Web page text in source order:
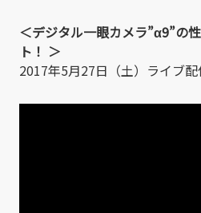
＜デジタル一眼カメラ”α9”の
ト！ ＞
2017年5月27日（土）ライブ配